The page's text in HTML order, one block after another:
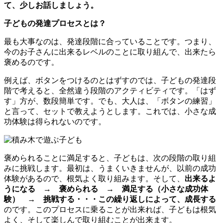
て、少しお話しましょう。
子どもの発達プロセスとは？
最も大事なのは、発達段階に合っていることです。つまり、
今のお子さんに出来るレベルのことに取り組んで、出来たら
褒めるのです。
例えば、ボタンをつけるのとはずすのでは、子どもの発達段
階で考えると、全然違う段階のアクティビティです。「はず
す」方が、数段簡単です。でも、大人は、「ボタンの練習」
と言って、セットで教えようとします。これでは、小さな成
功体験は得られないのです。
褒められることに満足すると、子どもは、次の段階の取り組
みに挑戦します。最初は、うまくいきませんが、以前の成功
体験があるので、根気よく取り組みます。そして、 出来るよ
うになる → 褒められる → 満足する（小さな成功体
験） → 挑戦する・・・この繰り返しによって、成長する
のです。このプロセスに乗ることが出来れば、子どもは根気
よく、そして楽しんで取り組むことが出来ます。